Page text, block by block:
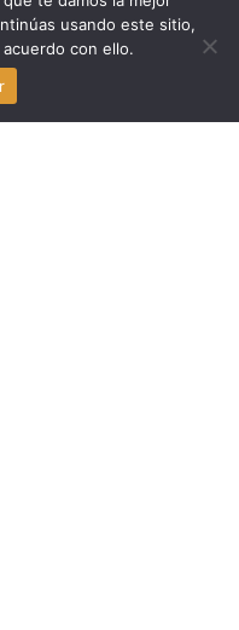
de HUD para atender la
usando este sitio,
con ello.